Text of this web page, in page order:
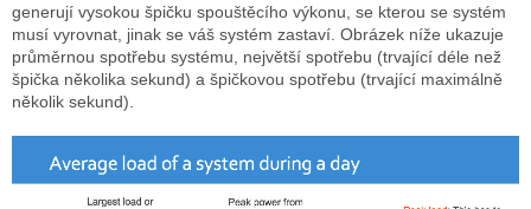
generují vysokou špičku spouštěcího výkonu, se kterou se systém
musí vyrovnat, jinak se váš systém zastaví. Obrázek níže ukazuje
průměrnou spotřebu systému, největší spotřebu (trvající déle než
špička několika sekund) a špičkovou spotřebu (trvající maximálně
několik sekund).